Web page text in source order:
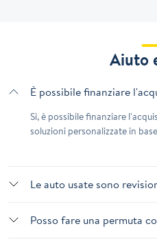
Aiuto
È possibile finanziare
Sì, è possibile finanziare
soluzioni personalizzate in
Le auto usate sono
Posso fare una permuta